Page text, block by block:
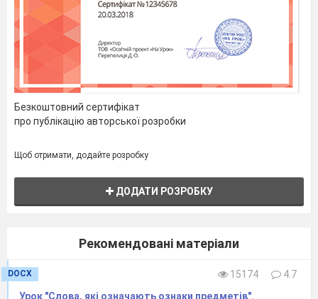
квітів, вчити дітей відчувати звуки і запахи
осені.)
І. Організація класу
(Слайд 1)
Пролунав дзвінок.
Починаємо урок.
Працюватимем старанно,
Щоб почути у кінці,
Діти просто молодці.
ІІ. Актуалізація опорних знань
Послухайте вірш.
Безкоштовний сертифікат
про публікацію авторської розробки
Щоб отримати, додайте розробку
ДОДАТИ РОЗРОБКУ
Рекомендовані матеріали
DOCX 15174
4.7
Урок "Слова, які означають ознаки предметів".